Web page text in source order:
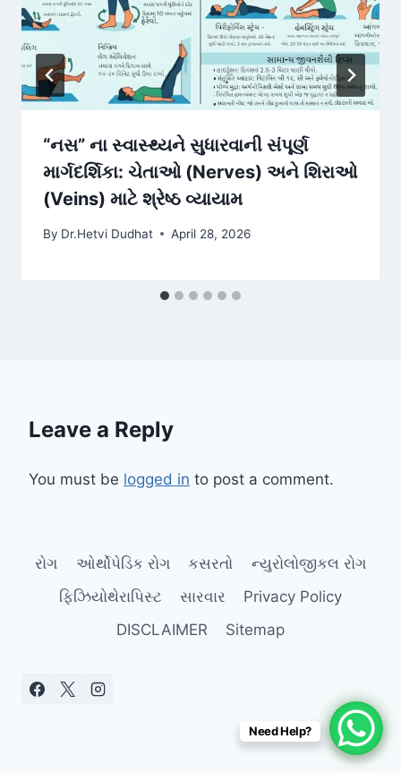
“નસ” ના સ્વાસ્થ્યને સુધારવાની સંપૂર્ણ
માર્ગદર્શિકા: ચેતાઓ (Nerves) અને શિરાઓ
(Veins) માટે શ્રેષ્ઠ વ્યાયામ
By Dr.Hetvi Dudhat April 28, 2026
Leave a Reply
You must be logged in to post a comment.
રોગ ઓર્થોપેડિક રોગ કસરતો
ન્યુરોલોજીકલ રોગ
ફિઝિયોથેરાપિસ્ટ
સારવાર
Privacy Policy
DISCLAIMER
Sitemap
Need Help?